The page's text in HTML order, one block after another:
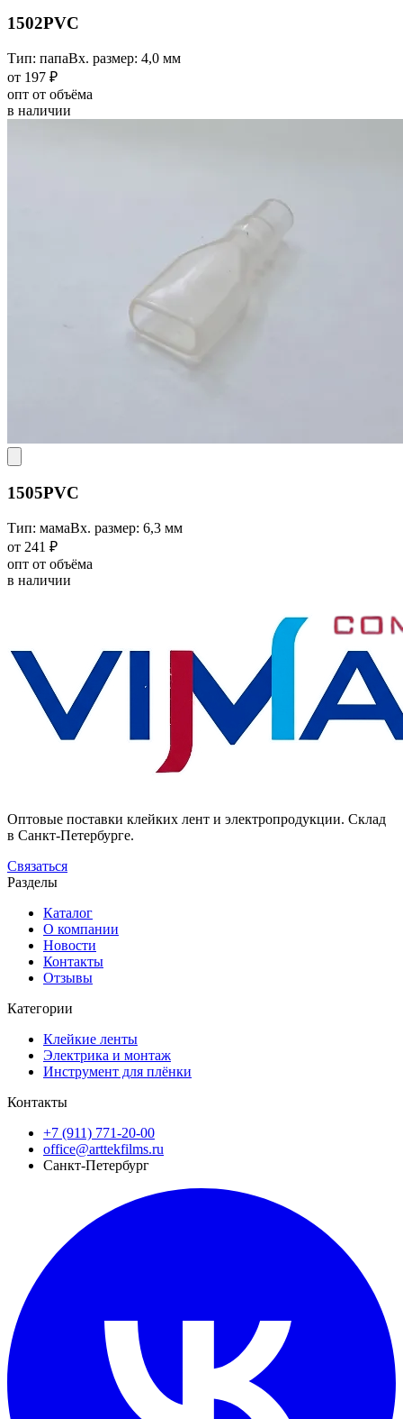
1502PVC
Тип: папаВх. размер: 4,0 мм
от 197 ₽
опт от объёма
в наличии
1505PVC
Тип: мамаВх. размер: 6,3 мм
от 241 ₽
опт от объёма
в наличии
Оптовые поставки клейких лент и электропродукции. Склад
в Санкт-Петербурге.
Связаться
Разделы
Каталог
О компании
Новости
Контакты
Отзывы
Категории
Клейкие ленты
Электрика и монтаж
Инструмент для плёнки
Контакты
+7 (911) 771-20-00
office@arttekfilms.ru
Санкт-Петербург